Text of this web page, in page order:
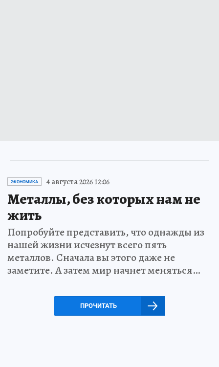
ЭКОНОМИКА 4 августа 2026 12:06
Металлы, без которых нам не
жить
Попробуйте представить, что однажды из
нашей жизни исчезнут всего пять
металлов. Сначала вы этого даже не
заметите. А затем мир начнет меняться…
ПРОЧИТАТЬ